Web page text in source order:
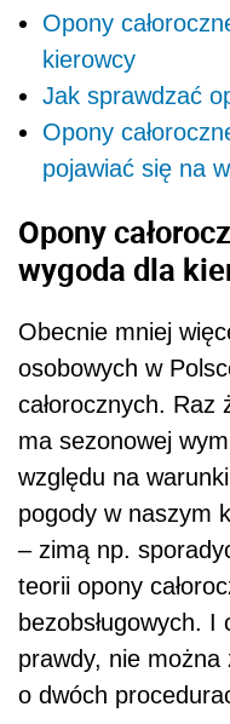
Opony
kierowcy
Jak sprawdzać
Opony
pojawiać się na
Opony
wygoda dla
Obecnie mniej
osobowych w
całorocznych.
ma sezonowej
względu na
pogody w naszym
– zimą np.
teorii opony
bezobsługowych.
prawdy, nie
o dwóch